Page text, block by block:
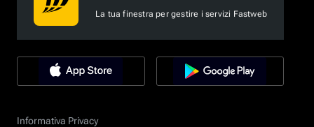
La tua finestra per gestire i servizi Fastweb
Informativa Privacy